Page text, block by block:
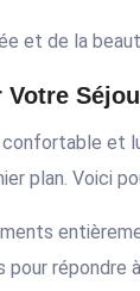
et de la
et
plan. Voici
pour